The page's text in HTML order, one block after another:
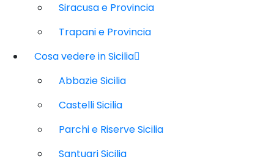
Siracusa e Provincia
Trapani e Provincia
Cosa vedere in Sicilia
Abbazie Sicilia
Castelli Sicilia
Parchi e Riserve Sicilia
Santuari Sicilia